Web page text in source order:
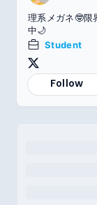
理系メガネ🤓限
中🌙
Student
Follow